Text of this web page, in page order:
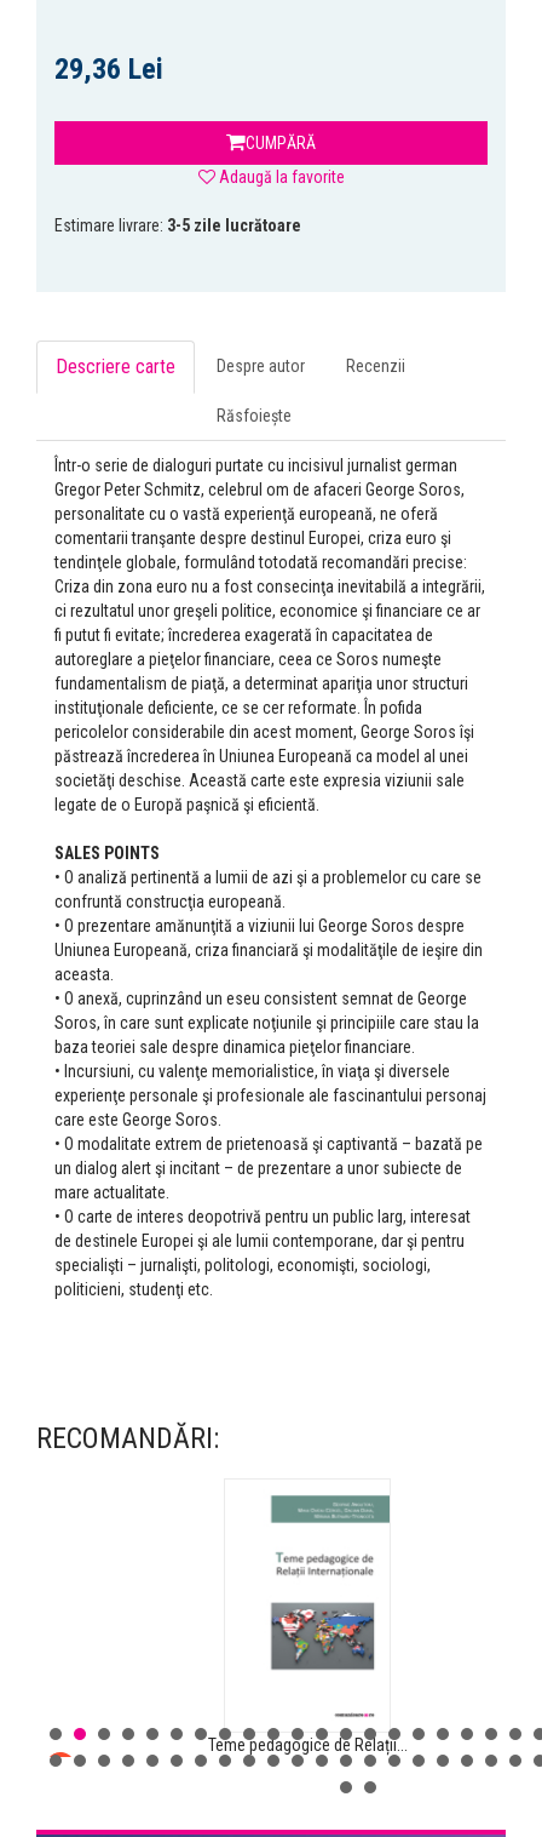
29,36 Lei
CUMPĂRĂ
Adaugă la favorite
Estimare livrare: 3-5 zile lucrătoare
Descriere carte Despre autor Recenzii
Răsfoiește
Într-o serie de dialoguri purtate cu incisivul jurnalist german
Gregor Peter Schmitz, celebrul om de afaceri George Soros,
personalitate cu o vastă experienţă europeană, ne oferă
comentarii tranşante despre destinul Europei, criza euro şi
tendinţele globale, formulând totodată recomandări precise:
Criza din zona euro nu a fost consecinţa inevitabilă a integrării,
ci rezultatul unor greşeli politice, economice şi financiare ce ar
fi putut fi evitate; încrederea exagerată în capacitatea de
autoreglare a pieţelor financiare, ceea ce Soros numeşte
fundamentalism de piaţă, a determinat apariţia unor structuri
instituţionale deficiente, ce se cer reformate. În pofida
pericolelor considerabile din acest moment, George Soros îşi
păstrează încrederea în Uniunea Europeană ca model al unei
societăţi deschise. Această carte este expresia viziunii sale
legate de o Europă paşnică şi eficientă.
SALES POINTS
• O analiză pertinentă a lumii de azi şi a problemelor cu care se
confruntă construcţia europeană.
• O prezentare amănunţită a viziunii lui George Soros despre
Uniunea Europeană, criza financiară şi modalităţile de ieşire din
aceasta.
• O anexă, cuprinzând un eseu consistent semnat de George
Soros, în care sunt explicate noţiunile şi principiile care stau la
baza teoriei sale despre dinamica pieţelor financiare.
• Incursiuni, cu valenţe memorialistice, în viaţa şi diversele
experienţe personale şi profesionale ale fascinantului personaj
care este George Soros.
• O modalitate extrem de prietenoasă şi captivantă – bazată pe
un dialog alert şi incitant – de prezentare a unor subiecte de
mare actualitate.
• O carte de interes deopotrivă pentru un public larg, interesat
de destinele Europei şi ale lumii contemporane, dar şi pentru
specialişti – jurnalişti, politologi, economişti, sociologi,
politicieni, studenţi etc.
RECOMANDĂRI:
Teme pedagogice de Relații...